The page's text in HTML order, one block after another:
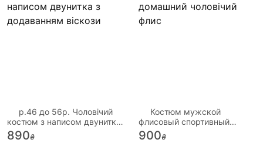
р.46 до 56р. Чоловічий
костюм з написом двунитка
з додаванням віскози
890₴
Костюм мужской
флисовый спортивный
домашний чоловічий флис
900₴